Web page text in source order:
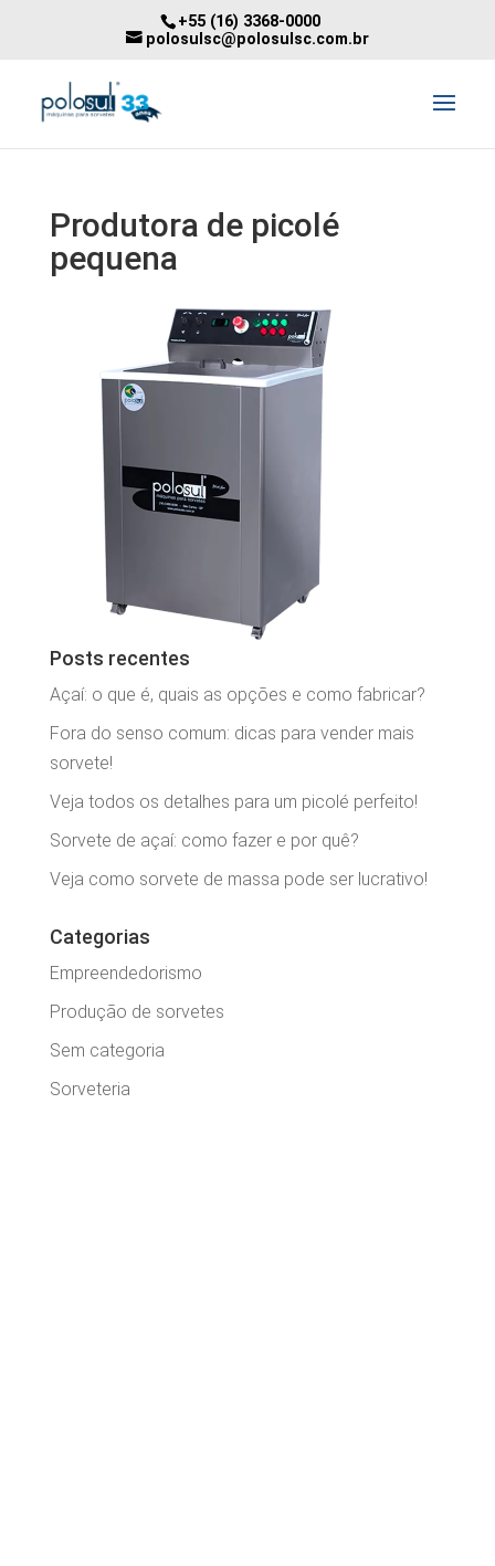
+55 (16) 3368-0000
polosulsc@polosulsc.com.br
Produtora de picolé
pequena
Posts recentes
Açaí: o que é, quais as opções e como fabricar?
Fora do senso comum: dicas para vender mais
sorvete!
Veja todos os detalhes para um picolé perfeito!
Sorvete de açaí: como fazer e por quê?
Veja como sorvete de massa pode ser lucrativo!
Categorias
Empreendedorismo
Produção de sorvetes
Sem categoria
Sorveteria